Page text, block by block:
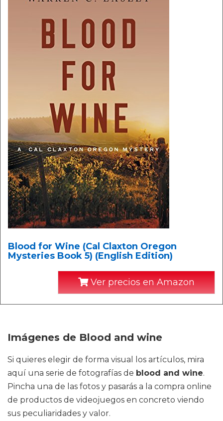
Blood for Wine (Cal Claxton Oregon
Mysteries Book 5) (English Edition)
Ver precios en Amazon
Imágenes de Blood and wine
Si quieres elegir de forma visual los artículos, mira
aquí una serie de fotografías de blood and wine.
Pincha una de las fotos y pasarás a la compra online
de productos de videojuegos en concreto viendo
sus peculiaridades y valor.